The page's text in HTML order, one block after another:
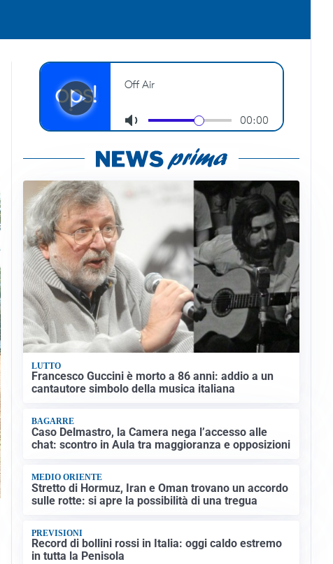
LUTTO
Francesco Guccini è morto a 86 anni: addio a un
cantautore simbolo della musica italiana
BAGARRE
Caso Delmastro, la Camera nega l’accesso alle
chat: scontro in Aula tra maggioranza e opposizioni
MEDIO ORIENTE
Stretto di Hormuz, Iran e Oman trovano un accordo
sulle rotte: si apre la possibilità di una tregua
PREVISIONI
Record di bollini rossi in Italia: oggi caldo estremo
in tutta la Penisola